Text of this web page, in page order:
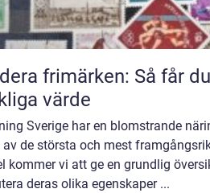
frimärken: Så får
värde
Sverige har en blomstrande
de största och mest
kommer vi att ge en grundlig
deras olika egenskaper ...